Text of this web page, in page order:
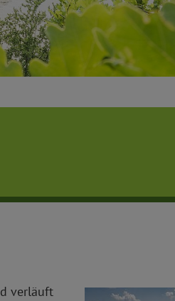
verläuft